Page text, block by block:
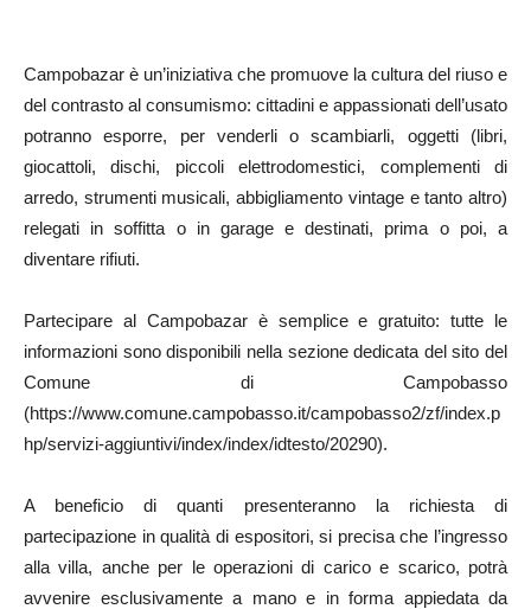
Campobazar è un’iniziativa che promuove la cultura del riuso e
del contrasto al consumismo: cittadini e appassionati dell’usato
potranno esporre, per venderli o scambiarli, oggetti (libri,
giocattoli, dischi, piccoli elettrodomestici, complementi di
arredo, strumenti musicali, abbigliamento vintage e tanto altro)
relegati in soffitta o in garage e destinati, prima o poi, a
diventare rifiuti.
Partecipare al Campobazar è semplice e gratuito: tutte le
informazioni sono disponibili nella sezione dedicata del sito del
Comune di Campobasso
(https://www.comune.campobasso.it/campobasso2/zf/index.p
hp/servizi-aggiuntivi/index/index/idtesto/20290).
A beneficio di quanti presenteranno la richiesta di
partecipazione in qualità di espositori, si precisa che l’ingresso
alla villa, anche per le operazioni di carico e scarico, potrà
avvenire esclusivamente a mano e in forma appiedata da